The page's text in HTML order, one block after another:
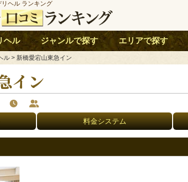
ヘル ランキング
ヘル ジャンルで探す エリアで探す
ル > 新橋愛宕山東急イン
イン
料金システム